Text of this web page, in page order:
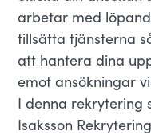
arbetar med
tillsätta tjänsterna
att hantera dina
emot ansökningar
I denna rekrytering
Isaksson